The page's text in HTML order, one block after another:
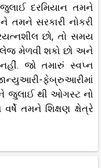
દરમિયાન તમને
તમને સરકારી નોકરી
છો, તો સમય
મેળવી શકો છો અને
જો તમારું સ્વપ્ન
ફેબ્રુઆરીમાં
જુલાઈ થી ઓગસ્ટ નો
તમને શિક્ષણ ક્ષેત્રે